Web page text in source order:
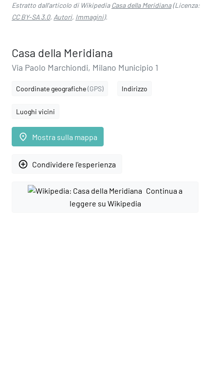
Estratto dall'articolo di WikipediaCasa della Meridiana(Licenza:
CC BY-SA 3.0, Autori, Immagini).
Casa della Meridiana
Via Paolo Marchiondi, Milano Municipio 1
Coordinate geografiche(GPS) Indirizzo
Luoghi vicini
place Mostra sulla mappa
add_circle_outline Condividere l'esperienza
Continua a
leggere su Wikipedia